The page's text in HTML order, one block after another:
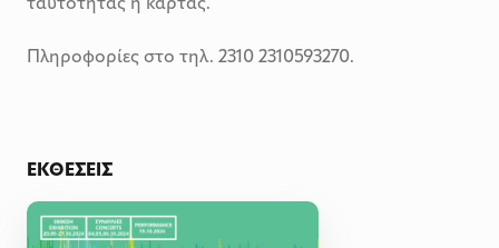
ταυτότητας ή κάρτας.
Πληροφορίες στο τηλ. 2310 2310593270.
ΕΚΘΈΣΕΙΣ